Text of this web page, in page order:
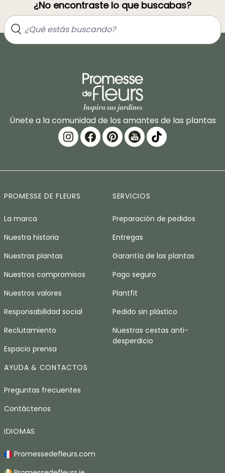
¿No encontraste lo que buscabas?
Únete a la comunidad de los amantes de las plantas
PROMESSE DE FLEURS
La marca
Nuestra historia
Nuestras plantas
Nuestros compromisos
Nuestros valores
Responsabilidad social
Reclutamiento
Espacio prensa
SERVICIOS
Preparación de pedidos
Entregas
Garantía de las plantas
Pago seguro
Plantfit
Pedido sin plástico
Nuestras cestas anti-
desperdicio
AYUDA & CONTACTOS
Preguntas frecuentes
Contáctenos
IDIOMAS
Promessedefleurs.com